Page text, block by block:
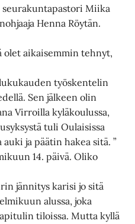
seurakuntapastori Miika
Henna Röytän.
aikaisemmin tehnyt,
työskentelin
Sen jälkeen olin
Virroilla kyläkoulussa,
tuli Oulaisissa
ja päätin hakea sitä. ”
14. päivä. Oliko
jännitys karisi jo sitä
alussa, joka
tiloissa. Mutta kyllä